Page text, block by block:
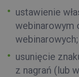
ustawienie
webinarowym
webinarowych;
usunięcie
z nagrań (lub